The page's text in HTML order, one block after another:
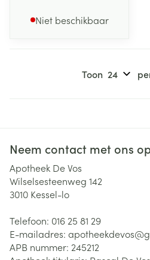
Niet beschikbaar
Toon
Neem contact met ons
Apotheek De Vos
Wilselsesteenweg 142
3010 Kessel-lo
Telefoon: 016 25 81 29
E-mailadres: apotheekdevos@
APB nummer: 245212